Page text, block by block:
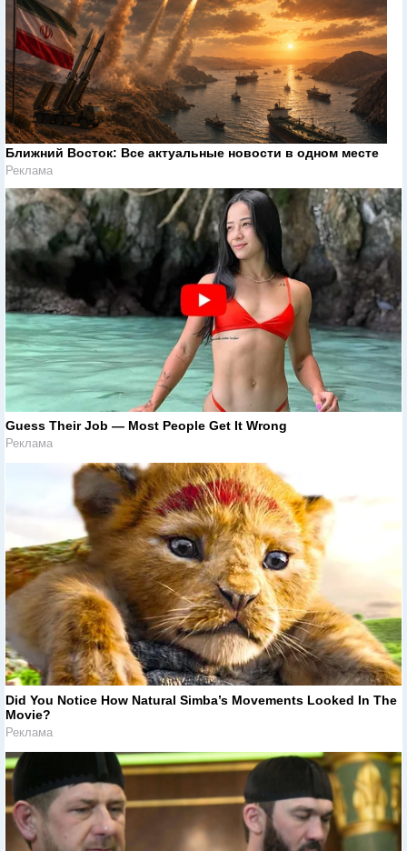
Ближний Восток: Все актуальные новости в одном месте
Реклама
Guess Their Job — Most People Get It Wrong
Реклама
Did You Notice How Natural Simba’s Movements Looked In The
Movie?
Реклама